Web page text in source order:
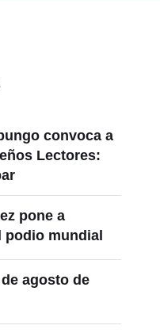
convoca a
Lectores:
pone a
podio mundial
agosto de